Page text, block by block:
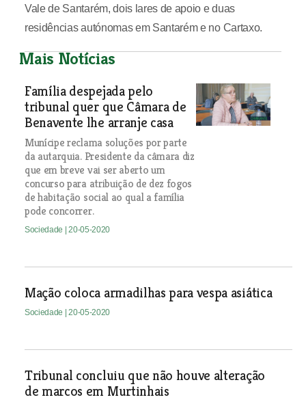
Vale de Santarém, dois lares de apoio e duas
residências autónomas em Santarém e no Cartaxo.
Mais Notícias
Família despejada pelo
tribunal quer que Câmara de
Benavente lhe arranje casa
Munícipe reclama soluções por parte
da autarquia. Presidente da câmara diz
que em breve vai ser aberto um
concurso para atribuição de dez fogos
de habitação social ao qual a família
pode concorrer.
Sociedade | 20-05-2020
Mação coloca armadilhas para vespa asiática
Sociedade | 20-05-2020
Tribunal concluiu que não houve alteração
de marcos em Murtinhais